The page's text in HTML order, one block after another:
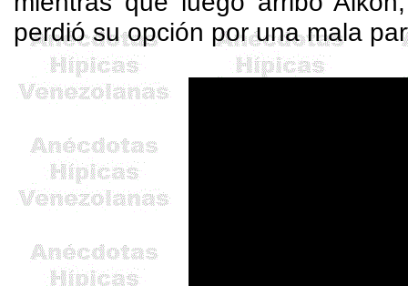
perdió su opción por una mala